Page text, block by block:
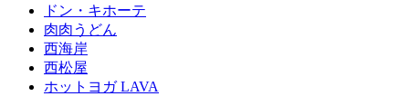
ドン・キホーテ
肉肉うどん
西海岸
西松屋
ホットヨガ LAVA